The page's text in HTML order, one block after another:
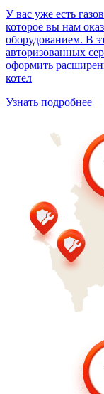
У вас уже есть
которое вы нам
оборудованием. В
авторизованных
оформить
котел
Узнать подробнее